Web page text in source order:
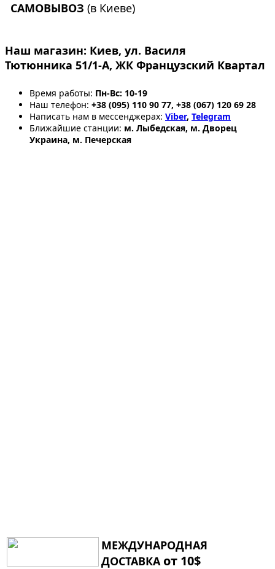
САМОВЫВОЗ (в Киеве)
Наш магазин: Киев, ул. Василя
Тютюнника 51/1-А, ЖК Французский Квартал
Время работы: Пн-Вс: 10-19
Наш телефон: +38 (095) 110 90 77, +38 (067) 120 69 28
Написать нам в мессенджерах: Viber, Telegram
Ближайшие станции: м. Лыбедская, м. Дворец
Украина, м. Печерская
МЕЖДУНАРОДНАЯ
ДОСТАВКА от 10$